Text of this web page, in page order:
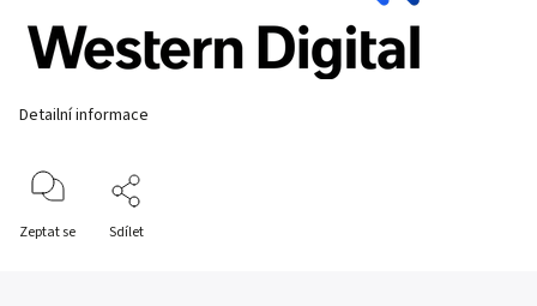
Detailní informace
Zeptat se Sdílet